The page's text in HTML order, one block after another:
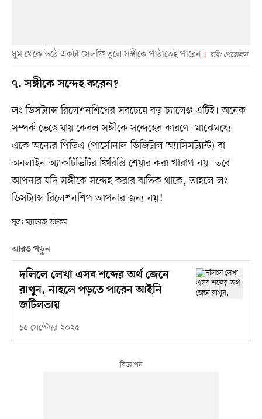
ঘুম থেকে উঠে একটা সেলফি তুলে সঙ্গীকে পাঠাতেই পারেন ছবি: পেক্সেলস
৭. সঙ্গীকে সন্দেহ করেন?
লং ডিসট্যান্স রিলেশনশিপের সবচেয়ে বড় চ্যালেঞ্জ এটিই। অনেক
সম্পর্ক ভেঙে যায় কেবল সঙ্গীকে সন্দেহের কারণে। মাঝেমধ্যে
একে অন্যের পিডিএ (পার্সোনাল ডিজিটাল অ্যাসিসট্যান্ট) বা
অনলাইন অ্যাকটিভিটির ফিরিস্তি শেয়ার করা খারাপ নয়। তবে
আপনার যদি সঙ্গীকে সন্দেহ করার বাতিক থাকে, তাহলে লং
ডিসট্যান্স রিলেশনশিপ আপনার জন্য নয়!
সূত্র: ম্যারেজ ডটকম
আরও পড়ুন
দলিলে লেখা এসব শব্দের অর্থ জেনে
রাখুন, নাহলে পড়তে পারেন আইনি
জটিলতায়
১৫ সেপ্টেম্বর ২০২৫